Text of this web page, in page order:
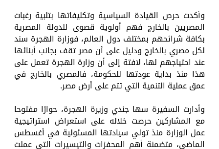
وأكدت حرص القيادة السياسية وتكليفاتها بتلبية رغبات
المصريين بالخارج فهم أولوية قصوى للدولة المصرية
بكافة شرائحهم بمختلف دول العالم، فوزارة الهجرة سند
لكل مصري بالخارج ودليل على أن مصر تقف بجانب أبنائها
عند احتياجهم لها، لافتة إلى أن وزارة الهجرة تعمل على
هذا منذ بداية عودتها للحكومة، فالمصري بالخارج في
عمق عملية التنمية التي تتم على أرض مصر.
وأدارت السفيرة سها جندي وزيرة الهجرة، حوارًا مفتوحا
مع المشاركين حرصت خلاله على استعراض استراتيجية
عمل الوزارة منذ تولي سيادتها المسئولية في أغسطس
الماضي، متضمنة أهم المحفزات والتيسيرات التي عملت